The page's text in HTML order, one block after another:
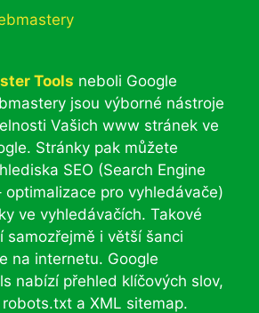
Tools neboli Google
jsou výborné nástroje
Vašich www stránek ve
Stránky pak můžete
SEO (Search Engine
optimalizace pro vyhledávače)
ve vyhledávačích. Takové
samozřejmě i větší šanci
na internetu. Google
nabízí přehled klíčových slov,
a XML sitemap.